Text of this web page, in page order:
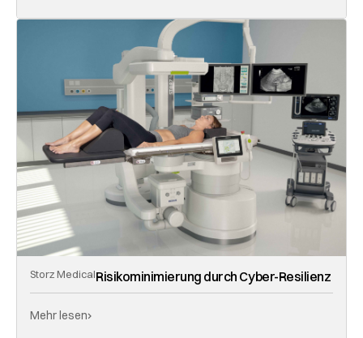
Storz MedicalRisikominimierung durch Cyber-Resilienz
Mehr lesen